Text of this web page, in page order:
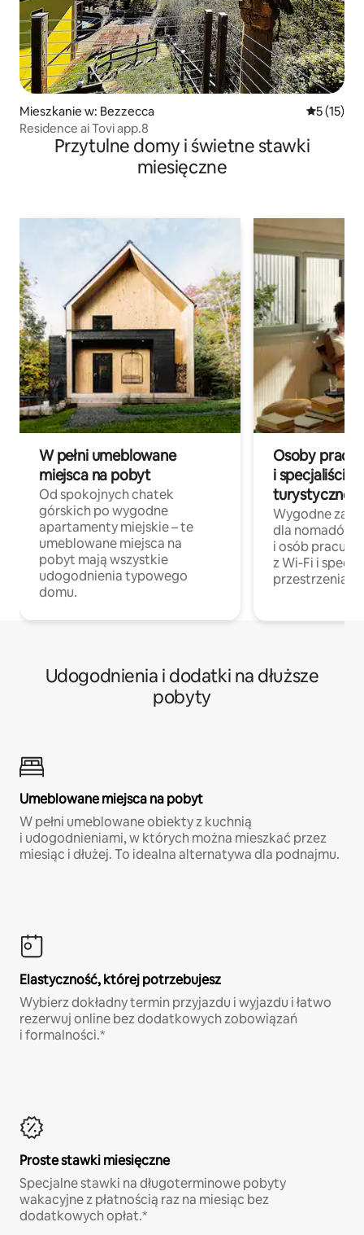
Mieszkanie w: Bezzecca Średnia
5 (15)
Residence ai Tovi app.8
Przytulne domy i świetne stawki
miesięczne
W pełni umeblowane
miejsca na pobyt
Od spokojnych chatek
górskich po wygodne
apartamenty miejskie – te
umeblowane miejsca na
pobyt mają wszystkie
udogodnienia typowego
domu.
Osoby
i specjaliści z
turystycznej
Wygodne
dla nomadów
i osób
z Wi-Fi i
przestrzenią
Udogodnienia i dodatki na dłuższe
pobyty
Umeblowane miejsca na pobyt
W pełni umeblowane obiekty z kuchnią
i udogodnieniami, w których można mieszkać przez
miesiąc i dłużej. To idealna alternatywa dla podnajmu.
Elastyczność, której potrzebujesz
Wybierz dokładny termin przyjazdu i wyjazdu i łatwo
rezerwuj online bez dodatkowych zobowiązań
i formalności.*
Proste stawki miesięczne
Specjalne stawki na długoterminowe pobyty
wakacyjne z płatnością raz na miesiąc bez
dodatkowych opłat.*